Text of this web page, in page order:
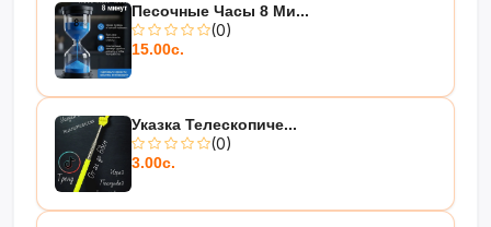
Песочные Часы 8 Ми...
(0)
15.00с.
Указка Телескопиче...
(0)
3.00с.